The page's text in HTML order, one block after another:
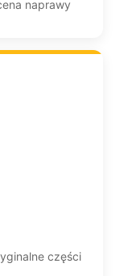
naprawy
części